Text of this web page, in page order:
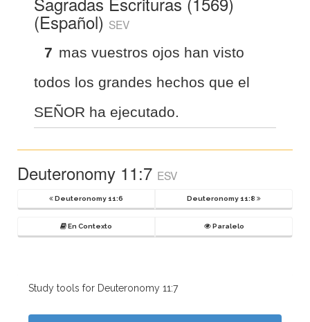
(Español) SEV
7 mas vuestros ojos han visto
todos los grandes hechos que el
SEÑOR ha ejecutado.
Deuteronomy 11:7 ESV
Deuteronomy 11:6 Deuteronomy 11:8
En Contexto Paralelo
Study tools for Deuteronomy 11:7